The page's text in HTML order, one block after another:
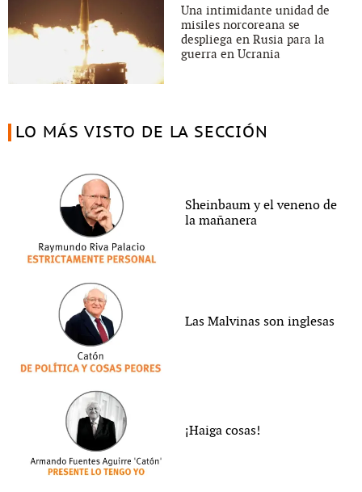
Una intimidante unidad de
misiles norcoreana se
despliega en Rusia para la
guerra en Ucrania
LO MÁS VISTO DE LA SECCIÓN
Sheinbaum y el veneno de
la mañanera
Las Malvinas son inglesas
¡Haiga cosas!